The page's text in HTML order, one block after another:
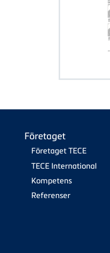
Företaget
Företaget TECE
TECE International
Kompetens
Referenser